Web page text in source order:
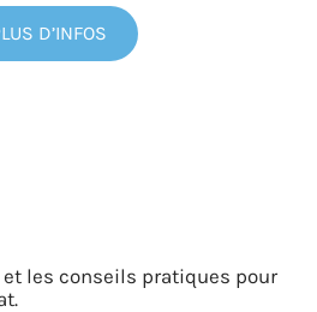
D’INFOS
les conseils pratiques pour